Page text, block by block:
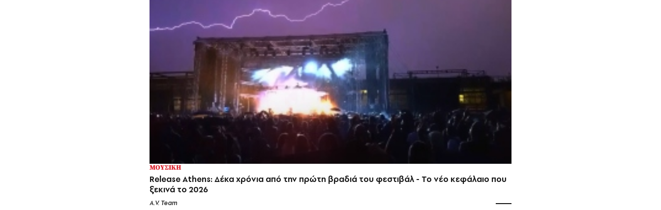
ΜΟΥΣΙΚΗ
Release Athens: Δέκα χρόνια από την πρώτη βραδιά του φεστιβάλ - Το νέο κεφάλαιο που
ξεκινά το 2026
A.V. Team